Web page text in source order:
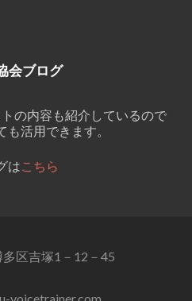
会ブログ
の内容も紹介しているので
も活用できます。
はこちら
区吉塚1－12－45